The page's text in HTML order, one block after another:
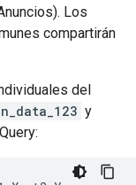
Los
compartirán
del
y